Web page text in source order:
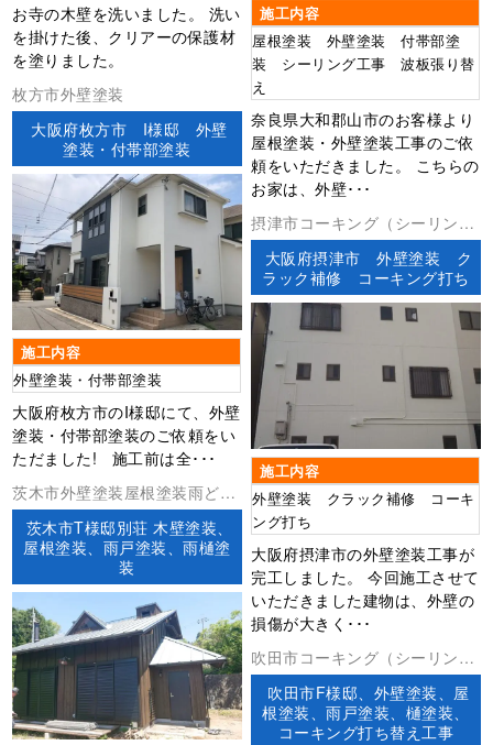
お寺の木壁を洗いました。 洗い
を掛けた後、クリアーの保護材
を塗りました。
施工内容
屋根塗装 外壁塗装 付帯部塗
装 シーリング工事 波板張り替
え
奈良県大和郡山市のお客様より
屋根塗装・外壁塗装工事のご依
頼をいただきました。 こちらの
お家は、外壁･･･
枚方市外壁塗装
大阪府枚方市 I様邸 外壁
塗装・付帯部塗装
施工内容
外壁塗装・付帯部塗装
大阪府枚方市のI様邸にて、外壁
塗装・付帯部塗装のご依頼をい
ただました! 施工前は全･･･
摂津市コーキング（シーリン
グ）その他外壁塗装防水工事
大阪府摂津市 外壁塗装 ク
ラック補修 コーキング打ち
施工内容
外壁塗装 クラック補修 コーキ
ング打ち
大阪府摂津市の外壁塗装工事が
完工しました。 今回施工させて
いただきました建物は、外壁の
損傷が大きく･･･
茨木市外壁塗装屋根塗装雨どい
工事
茨木市T様邸別荘 木壁塗装、
屋根塗装、雨戸塗装、雨樋塗
装
吹田市コーキング（シーリン
グ）外壁塗装屋根塗装
吹田市F様邸、外壁塗装、屋
根塗装、雨戸塗装、樋塗装、
コーキング打ち替え工事